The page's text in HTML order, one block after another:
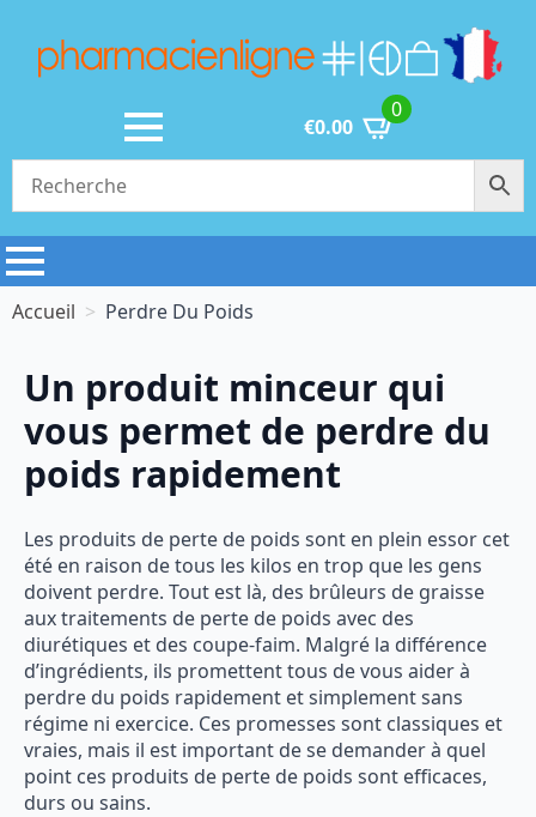
€0.00
0
Accueil Perdre Du Poids
Un produit minceur qui
vous permet de perdre du
poids rapidement
Les produits de perte de poids sont en plein essor cet
été en raison de tous les kilos en trop que les gens
doivent perdre. Tout est là, des brûleurs de graisse
aux traitements de perte de poids avec des
diurétiques et des coupe-faim. Malgré la différence
d’ingrédients, ils promettent tous de vous aider à
perdre du poids rapidement et simplement sans
régime ni exercice. Ces promesses sont classiques et
vraies, mais il est important de se demander à quel
point ces produits de perte de poids sont efficaces,
durs ou sains.